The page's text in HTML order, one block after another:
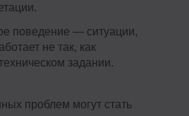
поведение — ситуации,
не так, как
задании.
проблем могут стать